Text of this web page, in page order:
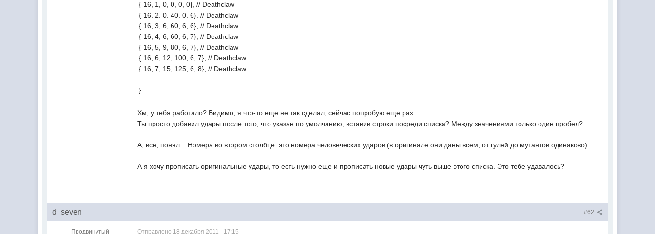
{ 16, 1, 0, 0, 0, 0}, // Deathclaw
{ 16, 2, 0, 40, 0, 6}, // Deathclaw
{ 16, 3, 6, 60, 6, 6}, // Deathclaw
{ 16, 4, 6, 60, 6, 7}, // Deathclaw
{ 16, 5, 9, 80, 6, 7}, // Deathclaw
{ 16, 6, 12, 100, 6, 7}, // Deathclaw
{ 16, 7, 15, 125, 6, 8}, // Deathclaw
}
Хм, у тебя работало? Видимо, я что-то еще не так сделал, сейчас попробую еще раз...
Ты просто добавил удары после того, что указан по умолчанию, вставив строки посреди списка? Между значениями только один пробел?
А, все, понял... Номера во втором столбце  это номера человеческих ударов (в оригинале они даны всем, от гулей до мутантов одинаково).
А я хочу прописать оригинальные удары, то есть нужно еще и прописать новые удары чуть выше этого списка. Это тебе удавалось?
#62
d_seven
Продвинутый
Отправлено 18 декабря 2011 - 17:15